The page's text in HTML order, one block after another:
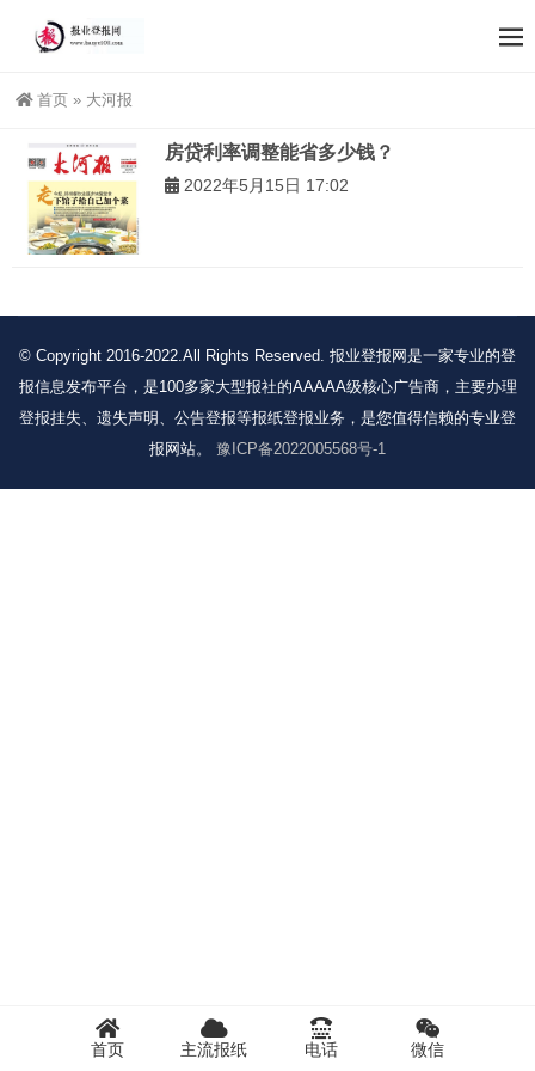
首页 » 大河报
房贷利率调整能省多少钱？
2022年5月15日 17:02
© Copyright 2016-2022.All Rights Reserved. 报业登报网是一家专业的登
报信息发布平台，是100多家大型报社的AAAAA级核心广告商，主要办理
登报挂失、遗失声明、公告登报等报纸登报业务，是您值得信赖的专业登
报网站。 豫ICP备2022005568号-1
首页 主流报纸 电话 微信